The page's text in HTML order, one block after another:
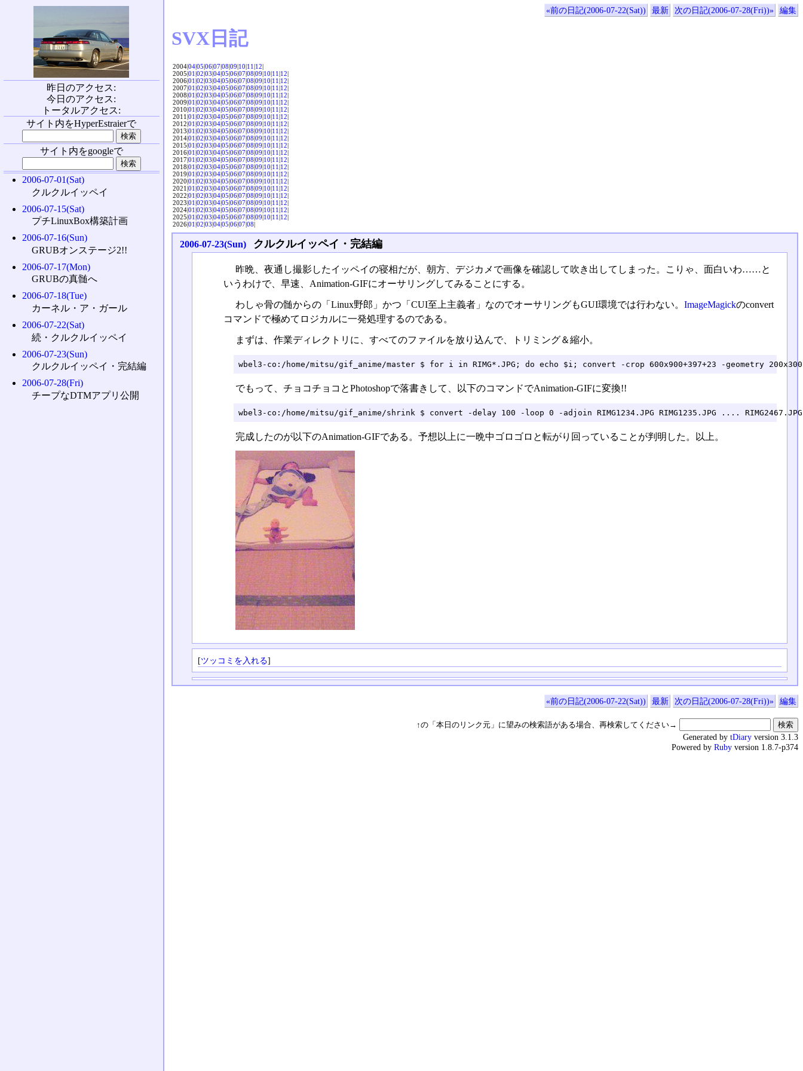
«前の日記(2006-07-22(Sat)) 最新 次の日記(2006-07-28(Fri))» 編集
SVX日記
2004|04|05|06|07|08|09|10|11|12|
2005|01|02|03|04|05|06|07|08|09|10|11|12|
2006|01|02|03|04|05|06|07|08|09|10|11|12|
2007|01|02|03|04|05|06|07|08|09|10|11|12|
2008|01|02|03|04|05|06|07|08|09|10|11|12|
2009|01|02|03|04|05|06|07|08|09|10|11|12|
2010|01|02|03|04|05|06|07|08|09|10|11|12|
2011|01|02|03|04|05|06|07|08|09|10|11|12|
2012|01|02|03|04|05|06|07|08|09|10|11|12|
2013|01|02|03|04|05|06|07|08|09|10|11|12|
2014|01|02|03|04|05|06|07|08|09|10|11|12|
2015|01|02|03|04|05|06|07|08|09|10|11|12|
2016|01|02|03|04|05|06|07|08|09|10|11|12|
2017|01|02|03|04|05|06|07|08|09|10|11|12|
2018|01|02|03|04|05|06|07|08|09|10|11|12|
2019|01|02|03|04|05|06|07|08|09|10|11|12|
2020|01|02|03|04|05|06|07|08|09|10|11|12|
2021|01|02|03|04|05|06|07|08|09|10|11|12|
2022|01|02|03|04|05|06|07|08|09|10|11|12|
2023|01|02|03|04|05|06|07|08|09|10|11|12|
2024|01|02|03|04|05|06|07|08|09|10|11|12|
2025|01|02|03|04|05|06|07|08|09|10|11|12|
2026|01|02|03|04|05|06|07|08|
2006-07-23(Sun) クルクルイッペイ・完結編
昨晩、夜通し撮影したイッペイの寝相だが、朝方、デジカメで画像を確認して吹き出してしまった。こりゃ、面白いわ……と
いうわけで、早速、Animation-GIFにオーサリングしてみることにする。
わしゃ骨の髄からの「Linux野郎」かつ「CUI至上主義者」なのでオーサリングもGUI環境では行わない。 ImageMagickのconvert
コマンドで極めてロジカルに一発処理するのである。
まずは、作業ディレクトリに、すべてのファイルを放り込んで、トリミング＆縮小。
wbel3-co:/home/mitsu/gif_anime/master $ for i in RIMG*.JPG; do echo $i; convert -crop 600x900+397+23 -geometry
でもって、チョコチョコとPhotoshopで落書きして、以下のコマンドでAnimation-GIFに変換!!
wbel3-co:/home/mitsu/gif_anime/shrink $ convert -delay 100 -loop 0 -adjoin RIMG1234.JPG RIMG1235.JPG .... RIMG2467.JPG
完成したのが以下のAnimation-GIFである。予想以上に一晩中ゴロゴロと転がり回っていることが判明した。以上。
[ツッコミを入れる]
«前の日記(2006-07-22(Sat)) 最新 次の日記(2006-07-28(Fri))» 編集
↑の「本日のリンク元」に望みの検索語がある場合、再検索してください→
昨日のアクセス:
今日のアクセス:
トータルアクセス:
サイト内をHyperEstraierで
サイト内をgoogleで
2006-07-01(Sat)
クルクルイッペイ
2006-07-15(Sat)
プチLinuxBox構築計画
2006-07-16(Sun)
GRUBオンステージ2!!
2006-07-17(Mon)
GRUBの真髄へ
2006-07-18(Tue)
カーネル・ア・ガール
2006-07-22(Sat)
続・クルクルイッペイ
2006-07-23(Sun)
クルクルイッペイ・完結編
2006-07-28(Fri)
チープなDTMアプリ公開
Generated by tDiary version 3.1.3
Powered by Ruby version 1.8.7-p374